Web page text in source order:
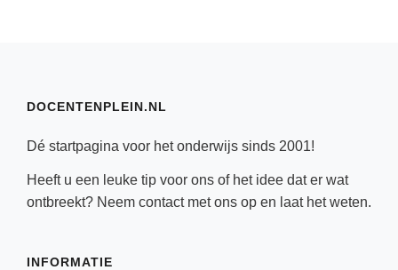
DOCENTENPLEIN.NL
Dé startpagina voor het onderwijs sinds 2001!
Heeft u een leuke tip voor ons of het idee dat er wat
ontbreekt? Neem contactmet ons op en laat het weten.
INFORMATIE